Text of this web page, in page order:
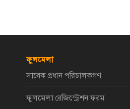
ফুলমেলা
সাবেক প্রধান পরিচালকগণ
ফুলমেলা রেজিস্ট্রেশন ফরম